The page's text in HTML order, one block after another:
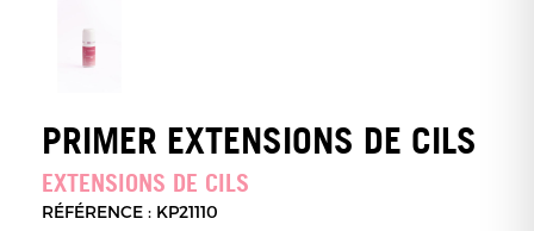
PRIMER EXTENSIONS DE CILS
EXTENSIONS DE CILS
RÉFÉRENCE : KP21110